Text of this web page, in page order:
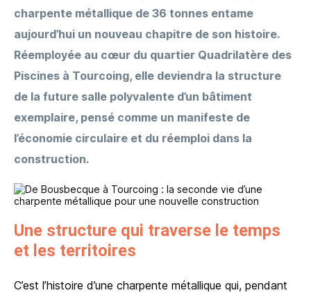
charpente métallique de 36 tonnes entame
aujourd’hui un nouveau chapitre de son histoire.
Réemployée au cœur du quartier Quadrilatère des
Piscines à Tourcoing, elle deviendra la structure
de la future salle polyvalente d’un bâtiment
exemplaire, pensé comme un manifeste de
l’économie circulaire et du réemploi dans la
construction.
Une structure qui traverse le temps
et les territoires
C’est l’histoire d’une charpente métallique qui, pendant